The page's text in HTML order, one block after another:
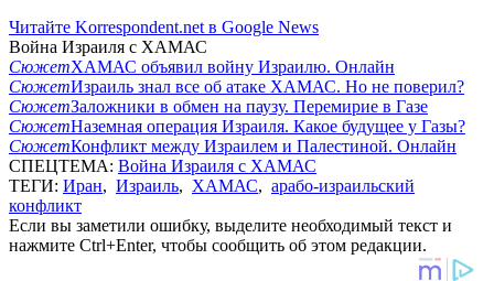
Читайте Korrespondent.net в Google News
Война Израиля с ХАМАС
СюжетХАМАС объявил войну Израилю. Онлайн
СюжетИзраиль знал все об атаке ХАМАС. Но не поверил?
СюжетЗаложники в обмен на паузу. Перемирие в Газе
СюжетНаземная операция Израиля. Какое будущее у Газы?
СюжетКонфликт между Израилем и Палестиной. Онлайн
СПЕЦТЕМА: Война Израиля с ХАМАС
ТЕГИ: Иран, Израиль, ХАМАС, арабо-израильский
конфликт
Если вы заметили ошибку, выделите необходимый текст и
нажмите Ctrl+Enter, чтобы сообщить об этом редакции.